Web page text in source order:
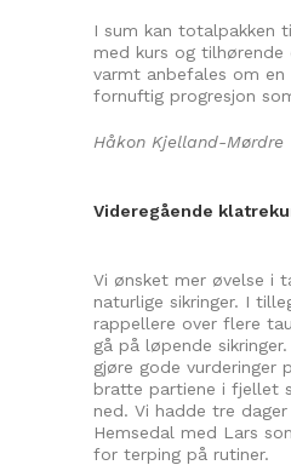
I sum kan totalpakken
med kurs og
varmt anbefales om en
fornuftig progresjon
Håkon Kjelland-Mørdre
Videregående
Vi ønsket mer øvelse i
naturlige sikringer. I
rappellere over flere
gå på løpende
gjøre gode vurderinger
bratte partiene i fjellet
ned. Vi hadde tre
Hemsedal med Lars
for terping på rutiner.